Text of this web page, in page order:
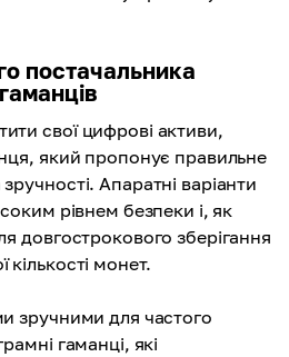
постачальника
свої цифрові активи,
який пропонує правильне
Апаратні варіанти
рівнем безпеки і, як
довгострокового зберігання
монет.
зручними для частого
гаманці, які